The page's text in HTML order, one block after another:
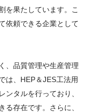
を果たしています。こ
依頼できる企業として
、品質管理や生産管理
は、HEP＆JES工法用
ンタルを行っており、
る存在です。さらに、